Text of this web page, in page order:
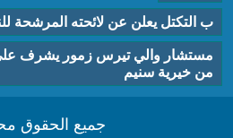
ب التكتل يعلن عن لائحته المرشحة
مستشار والي تيرس زمور يشرف
من خيرية سنيم
جميع الحقوق